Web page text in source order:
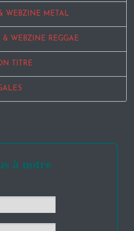
WEBZINE METAL
& WEBZINE REGGAE
TITRE
à notre